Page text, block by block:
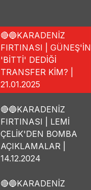
🔴🔵KARADENİZ
FIRTINASI | GÜNEŞ'İN
'BİTTİ' DEDİĞİ
TRANSFER KİM? |
21.01.2025
🔴🔵KARADENİZ
FIRTINASI | LEMİ
ÇELİK'DEN BOMBA
AÇIKLAMALAR |
14.12.2024
🔴🔵KARADENİZ